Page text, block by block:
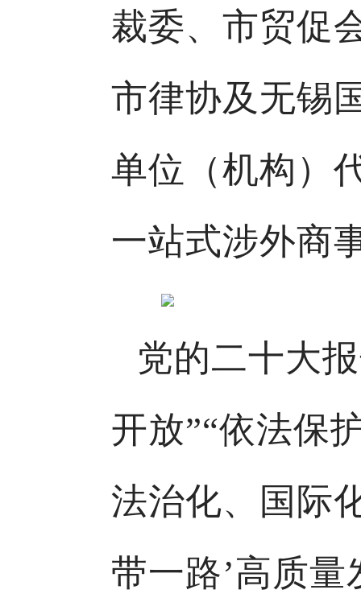
裁委、市贸促
市律协及无锡
单位（机构）
一站式涉外商
党的二十大
开放”“依法保
法治化、国际
带一路’高质